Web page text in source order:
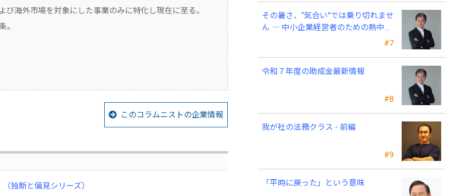
海外市場を対象にした事業のみに特化し現在に至る。
。
このコラムニストの企業情報
独断と偏見シリーズ）
#7
その暑さ、“気合い”では乗り切れませ
ん ― 中小企業経営者のための熱中症
#8
令和７年度の助成金最新情報
#9
我が社の法務クラス - 前編
「平時に戻った」という意味